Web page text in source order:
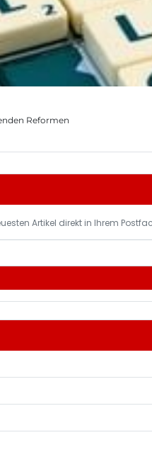
Reformen
Artikel direkt in Ihrem